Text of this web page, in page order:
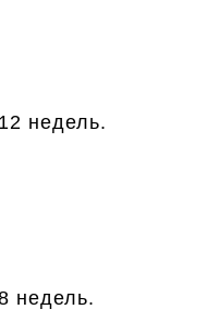
недель.
недель.